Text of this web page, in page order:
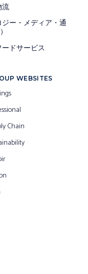
流
ー・メディア・通
ドサービス
WEBSITES
Chain